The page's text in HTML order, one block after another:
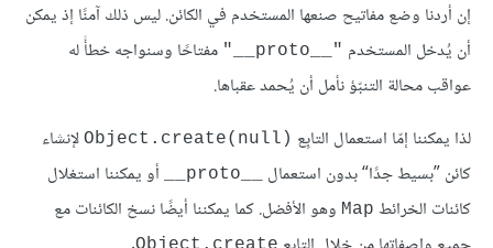
إن أردنا وضع مفاتيح صنعها المستخدم في الكائن. ليس ذلك آمنًا إذ يمكن
أن يُدخل المستخدم "__proto__"
مفتاحًا وسنواجه خطأً له
عواقب محالة التنبّؤ نأمل أن يُحمد عقباها.
لذا يمكننا إمّا استعمال التابِع Object.create(null) ‎ لإنشاء
كائن ”بسيط جدًا“ بدون استعمال
أو يمكننا استغلال
كائنات الخرائط Map وهو الأفضل. كما يمكننا أيضًا نسخ الكائنات مع